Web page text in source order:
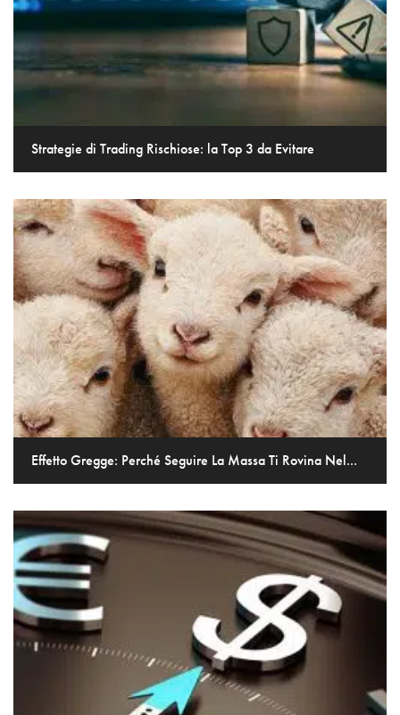
Strategie di Trading Rischiose: la Top 3 da Evitare
Effetto Gregge: Perché Seguire La Massa Ti Rovina Nel...